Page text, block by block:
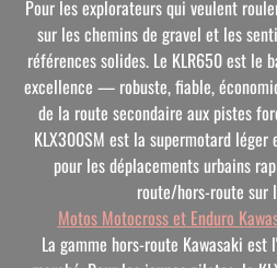
Pour les explorateurs qui veulent
sur les chemins de gravel et les
références solides. Le KLR650 est le
excellence — robuste, fiable,
de la route secondaire aux pistes
KLX300SM est la supermotard
pour les déplacements urbains
route/hors-route sur
Motos Motocross et Enduro
La gamme hors-route Kawasaki est